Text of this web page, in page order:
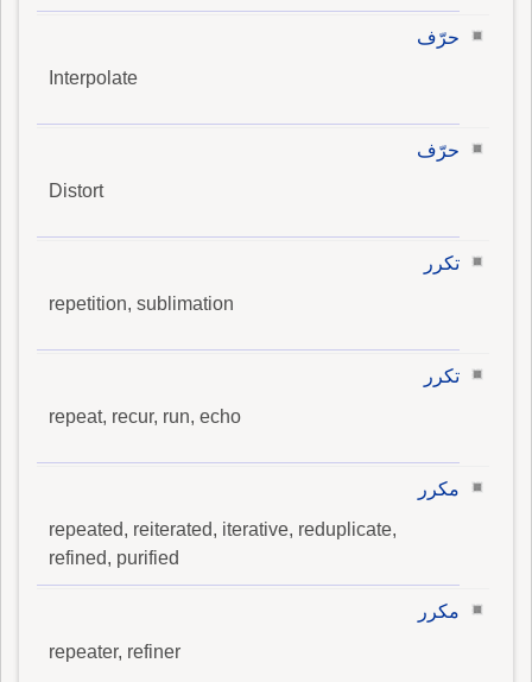
حرّف
Interpolate
حرّف
Distort
تكرر
repetition, sublimation
تكرر
repeat, recur, run, echo
مكرر
repeated, reiterated, iterative, reduplicate,
refined, purified
مكرر
repeater, refiner